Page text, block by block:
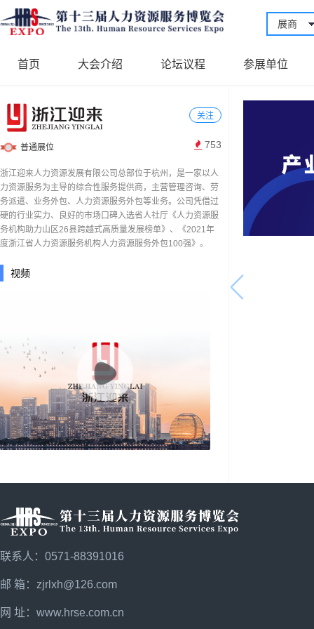
展商
首页 大会介绍 论坛议程 参展单位
关注
普通展位 753
浙江迎来人力资源发展有限公司总部位于杭州，是一家以人
力资源服务为主导的综合性服务提供商，主营管理咨询、劳
务派遣、业务外包、人力资源服务外包等业务。公司凭借过
硬的行业实力、良好的市场口碑入选省人社厅《人力资源服
务机构助力山区26县跨越式高质量发展榜单》、《2021年
度浙江省人力资源服务机构人力资源服务外包100强》。
视频
联系人：0571-88391016
邮 箱：zjrlxh@126.com
网 址： www.hrse.com.cn